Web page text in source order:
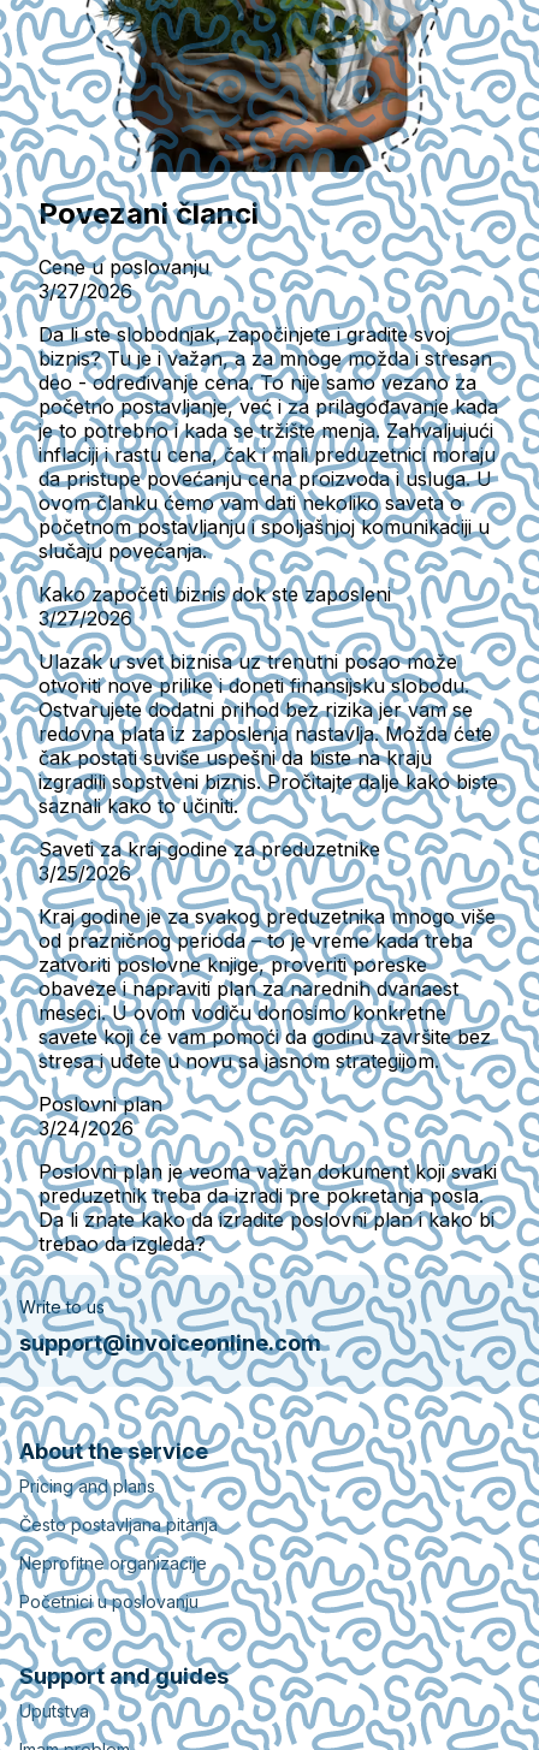
Povezani članci
Cene u poslovanju
3/27/2026
Da li ste slobodnjak, započinjete i gradite svoj
biznis? Tu je i važan, a za mnoge možda i stresan
deo - određivanje cena. To nije samo vezano za
početno postavljanje, već i za prilagođavanje kada
je to potrebno i kada se tržište menja. Zahvaljujući
inflaciji i rastu cena, čak i mali preduzetnici moraju
da pristupe povećanju cena proizvoda i usluga. U
ovom članku ćemo vam dati nekoliko saveta o
početnom postavljanju i spoljašnjoj komunikaciji u
slučaju povećanja.
Kako započeti biznis dok ste zaposleni
3/27/2026
Ulazak u svet biznisa uz trenutni posao može
otvoriti nove prilike i doneti finansijsku slobodu.
Ostvarujete dodatni prihod bez rizika jer vam se
redovna plata iz zaposlenja nastavlja. Možda ćete
čak postati suviše uspešni da biste na kraju
izgradili sopstveni biznis. Pročitajte dalje kako biste
saznali kako to učiniti.
Saveti za kraj godine za preduzetnike
3/25/2026
Kraj godine je za svakog preduzetnika mnogo više
od prazničnog perioda – to je vreme kada treba
zatvoriti poslovne knjige, proveriti poreske
obaveze i napraviti plan za narednih dvanaest
meseci. U ovom vodiču donosimo konkretne
savete koji će vam pomoći da godinu završite bez
stresa i uđete u novu sa jasnom strategijom.
Poslovni plan
3/24/2026
Poslovni plan je veoma važan dokument koji svaki
preduzetnik treba da izradi pre pokretanja posla.
Da li znate kako da izradite poslovni plan i kako bi
trebao da izgleda?
Write to us
support@invoiceonline.com
About the service
Pricing and plans
Često postavljana pitanja
Neprofitne organizacije
Početnici u poslovanju
Support and guides
Uputstva